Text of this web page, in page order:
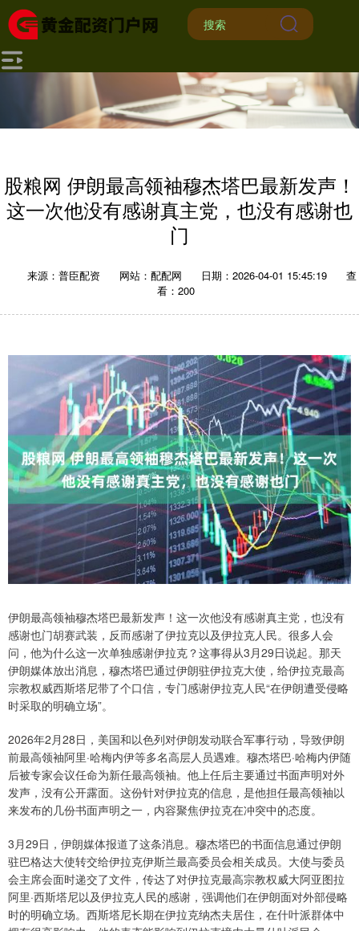
股粮网 伊朗最高领袖穆杰塔巴最新发声！
这一次他没有感谢真主党，也没有感谢也
门
来源：普臣配资 网站：配配网 日期：2026-04-01 15:45:19
查
看：200
伊朗最高领袖穆杰塔巴最新发声！这一次他没有感谢真主党，也没有
感谢也门胡赛武装，反而感谢了伊拉克以及伊拉克人民。很多人会
问，他为什么这一次单独感谢伊拉克？这事得从3月29日说起。那天
伊朗媒体放出消息，穆杰塔巴通过伊朗驻伊拉克大使，给伊拉克最高
宗教权威西斯塔尼带了个口信，专门感谢伊拉克人民“在伊朗遭受侵略
时采取的明确立场”。
2026年2月28日，美国和以色列对伊朗发动联合军事行动，导致伊朗
前最高领袖阿里·哈梅内伊等多名高层人员遇难。穆杰塔巴·哈梅内伊随
后被专家会议任命为新任最高领袖。他上任后主要通过书面声明对外
发声，没有公开露面。这份针对伊拉克的信息，是他担任最高领袖以
来发布的几份书面声明之一，内容聚焦伊拉克在冲突中的态度。
3月29日，伊朗媒体报道了这条消息。穆杰塔巴的书面信息通过伊朗
驻巴格达大使转交给伊拉克伊斯兰最高委员会相关成员。大使与委员
会主席会面时递交了文件，传达了对伊拉克最高宗教权威大阿亚图拉
阿里·西斯塔尼以及伊拉克人民的感谢，强调他们在伊朗面对外部侵略
时的明确立场。西斯塔尼长期在伊拉克纳杰夫居住，在什叶派群体中